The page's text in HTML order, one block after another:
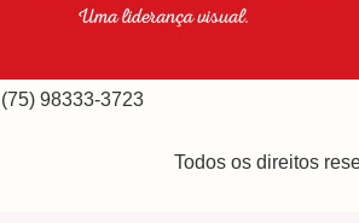
98333-3723
Todos os direitos